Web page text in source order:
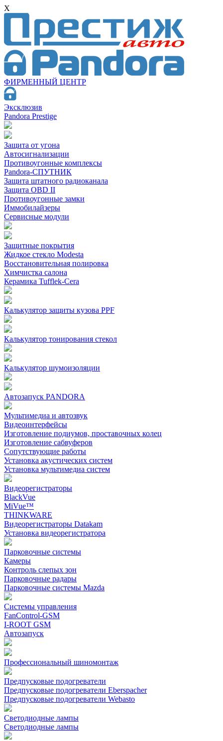
X
ФИРМЕННЫЙ ЦЕНТР
Эксклюзив
Pandora Prestige
Защита от угона
Автосигнализации
Противоугонные комплексы
Pandora-СПУТНИК
Защита штатного радиоканала
Защита OBD II
Противоугонные замки
Иммобилайзеры
Сервисные модули
Защитные покрытия
Жидкое стекло Modesta
Восстановительная полировка
Химчистка салона
Керамика Tufflek-Cera
Калькулятор защиты кузова PPF
Калькулятор тонирования стекол
Калькулятор шумоизоляции
Автозапуск PANDORA
Мультимедиа и автозвук
Видеоинтерфейсы
Изготовление подиумов, проставочных колец
Изготовление сабвуферов
Сопутствующие работы
Установка акустических систем
Установка мультимедиа систем
Видеорегистраторы
BlackVue
MiVue™
THINKWARE
Видеорегистраторы Datakam
Установка видеорегистратора
Парковочные системы
Камеры
Контроль слепых зон
Парковочные радары
Парковочные системы Mazda
Системы управления
FanControl-GSM
I-ROOT GSM
Автозапуск
Профессиональный шиномонтаж
Предпусковые подогреватели
Предпусковые подогреватели Eberspacher
Предпусковые подогреватели Webasto
Светодиодные лампы
Светодиодные лампы